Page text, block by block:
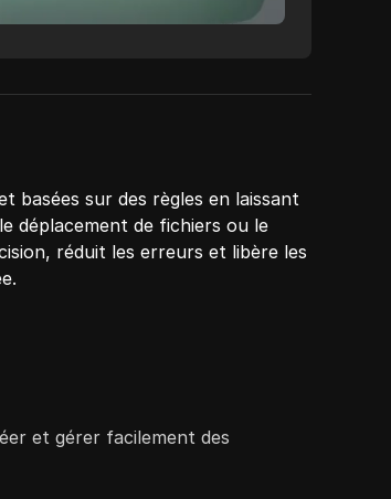
basées sur des règles en laissant
déplacement de fichiers ou le
réduit les erreurs et libère les
et gérer facilement des